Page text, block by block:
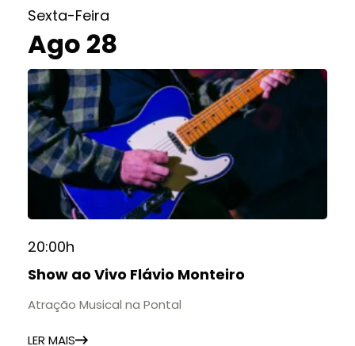
Sexta-Feira
Ago 28
20:00h
Show ao Vivo Flávio Monteiro
Atração Musical na Pontal
LER MAIS